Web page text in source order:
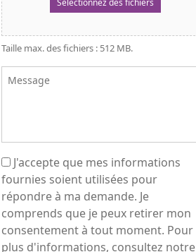
Sélectionnez des fichiers
Taille max. des fichiers : 512 MB.
Message
(Nécessaire)
J'accepte que mes informations
fournies soient utilisées pour
répondre à ma demande. Je
comprends que je peux retirer mon
consentement à tout moment. Pour
plus d'informations, consultez notre